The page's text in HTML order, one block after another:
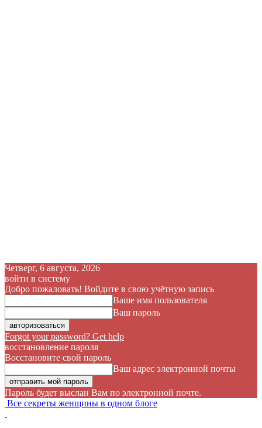
Четверг, 6 августа, 2026
войти в систему
Добро пожаловать! Войдите в свою учётную запись
Ваше имя пользователя
Ваш пароль
Forgot your password? Get help
восстановление пароля
Восстановите свой пароль
Ваш адрес электронной почты
Пароль будет выслан Вам по электронной почте.
Все секреты женщины в одном блоге